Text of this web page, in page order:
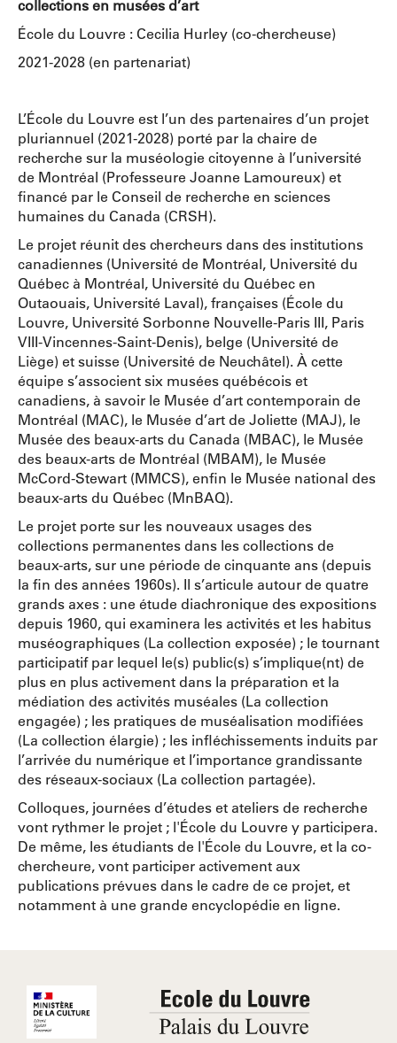
collections en musées d’art
École du Louvre : Cecilia Hurley (co-chercheuse)
2021-2028 (en partenariat)
L’École du Louvre est l’un des partenaires d’un projet
pluriannuel (2021-2028) porté par la chaire de
recherche sur la muséologie citoyenne à l’université
de Montréal (Professeure Joanne Lamoureux) et
financé par le Conseil de recherche en sciences
humaines du Canada (CRSH).
Le projet réunit des chercheurs dans des institutions
canadiennes (Université de Montréal, Université du
Québec à Montréal, Université du Québec en
Outaouais, Université Laval), françaises (École du
Louvre, Université Sorbonne Nouvelle-Paris III, Paris
VIII-Vincennes-Saint-Denis), belge (Université de
Liège) et suisse (Université de Neuchâtel). À cette
équipe s’associent six musées québécois et
canadiens, à savoir le Musée d’art contemporain de
Montréal (MAC), le Musée d’art de Joliette (MAJ), le
Musée des beaux-arts du Canada (MBAC), le Musée
des beaux-arts de Montréal (MBAM), le Musée
McCord-Stewart (MMCS), enfin le Musée national des
beaux-arts du Québec (MnBAQ).
Le projet porte sur les nouveaux usages des
collections permanentes dans les collections de
beaux-arts, sur une période de cinquante ans (depuis
la fin des années 1960s). Il s’articule autour de quatre
grands axes : une étude diachronique des expositions
depuis 1960, qui examinera les activités et les habitus
muséographiques (La collection exposée) ; le tournant
participatif par lequel le(s) public(s) s’implique(nt) de
plus en plus activement dans la préparation et la
médiation des activités muséales (La collection
engagée) ; les pratiques de muséalisation modifiées
(La collection élargie) ; les infléchissements induits par
l’arrivée du numérique et l’importance grandissante
des réseaux-sociaux (La collection partagée).
Colloques, journées d’études et ateliers de recherche
vont rythmer le projet ; l'École du Louvre y participera.
De même, les étudiants de l'École du Louvre, et la co-
chercheure, vont participer activement aux
publications prévues dans le cadre de ce projet, et
notamment à une grande encyclopédie en ligne.